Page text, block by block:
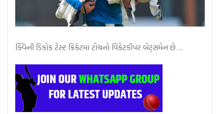
ક્વિની ડિકોક ટેસ્ટ ક્રિકેટમાં ટોચનો વિકેટકીપર બેટ્સમેન છે….